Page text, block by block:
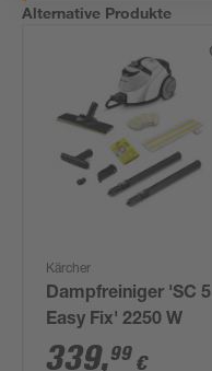
Alternative Produkte
Kärcher
Dampfreiniger 'SC 5
Easy Fix' 2250 W
339,99 €